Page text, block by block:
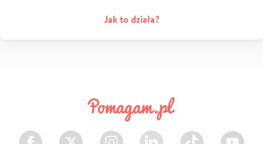
Jak to działa?
Facebook Twitter Instagram LinkedIn TikTok Youtube